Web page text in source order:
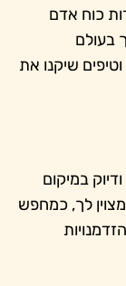
כוח אדם
בעולם
שיקנו את
במיקום
לך, כמחפש